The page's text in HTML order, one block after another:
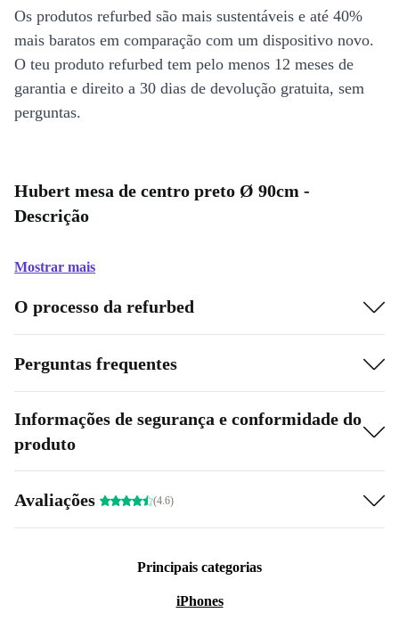
Os produtos refurbed são mais sustentáveis e até 40%
mais baratos em comparação com um dispositivo novo.
O teu produto refurbed tem pelo menos 12 meses de
garantia e direito a 30 dias de devolução gratuita, sem
perguntas.
Hubert mesa de centro preto Ø 90cm -
Descrição
Mostrar mais
O processo da refurbed
Perguntas frequentes
Informações de segurança e conformidade do
produto
Avaliações (4.6)
Principais categorias
iPhones